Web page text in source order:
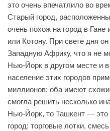
это очень впечатлило во
Старый город,
очень похож на город в
или Котону. При свете дня
Западную Африку, что я не
Нью-Йорк в другом месте и
население этих городов
миллионов; оба имеют
смогла решить несколько
Нью-Йорк, то Ташкент — это
город: торговые лотки,